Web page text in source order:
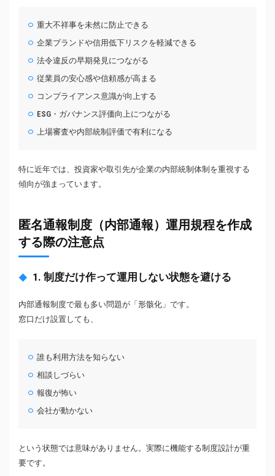
重大不祥事を未然に防止できる
企業ブランドや信用低下リスクを軽減できる
法令違反の早期発見につながる
従業員の安心感や信頼感が高まる
コンプライアンス意識が向上する
ESG・ガバナンス評価向上につながる
上場審査や内部統制評価で有利になる
特に近年では、投資家や取引先が企業の内部統制体制を重視する
傾向が強まっています。
匿名通報制度（内部通報）運用規程を作成
する際の注意点
1. 制度だけ作って運用しない状態を避ける
内部通報制度で最も多い問題が「形骸化」です。
窓口だけ設置しても、
誰も利用方法を知らない
相談しづらい
報復が怖い
会社が動かない
という状態では意味がありません。実際に機能する制度設計が重
要です。